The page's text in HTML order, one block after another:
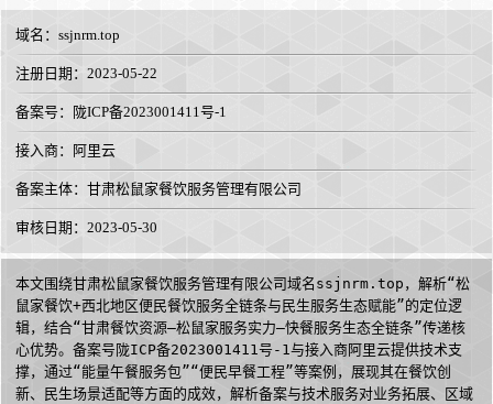
域名： ssjnrm.top
注册日期：2023-05-22
备案号：陇ICP备2023001411号-1
接入商： 阿里云
备案主体：甘肃松鼠家餐饮服务管理有限公司
审核日期：2023-05-30
本文围绕甘肃松鼠家餐饮服务管理有限公司域名ssjnrm.top，解析“松
鼠家餐饮+西北地区便民餐饮服务全链条与民生服务生态赋能”的定位逻
辑，结合“甘肃餐饮资源—松鼠家服务实力—快餐服务生态全链条”传递核
心优势。备案号陇ICP备2023001411号-1与接入商阿里云提供技术支
撑，通过“能量午餐服务包”“便民早餐工程”等案例，展现其在餐饮创
新、民生场景适配等方面的成效，解析备案与技术服务对业务拓展、区域